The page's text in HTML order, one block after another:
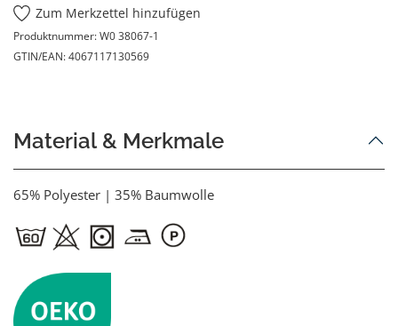
Zum Merkzettel hinzufügen
Produktnummer:W0 38067-1
GTIN/EAN:4067117130569
Material & Merkmale
65% Polyester | 35% Baumwolle